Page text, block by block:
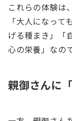
これらの体験は
「大人になっ
げる種まき」「
心の栄養」なので
親御さんに